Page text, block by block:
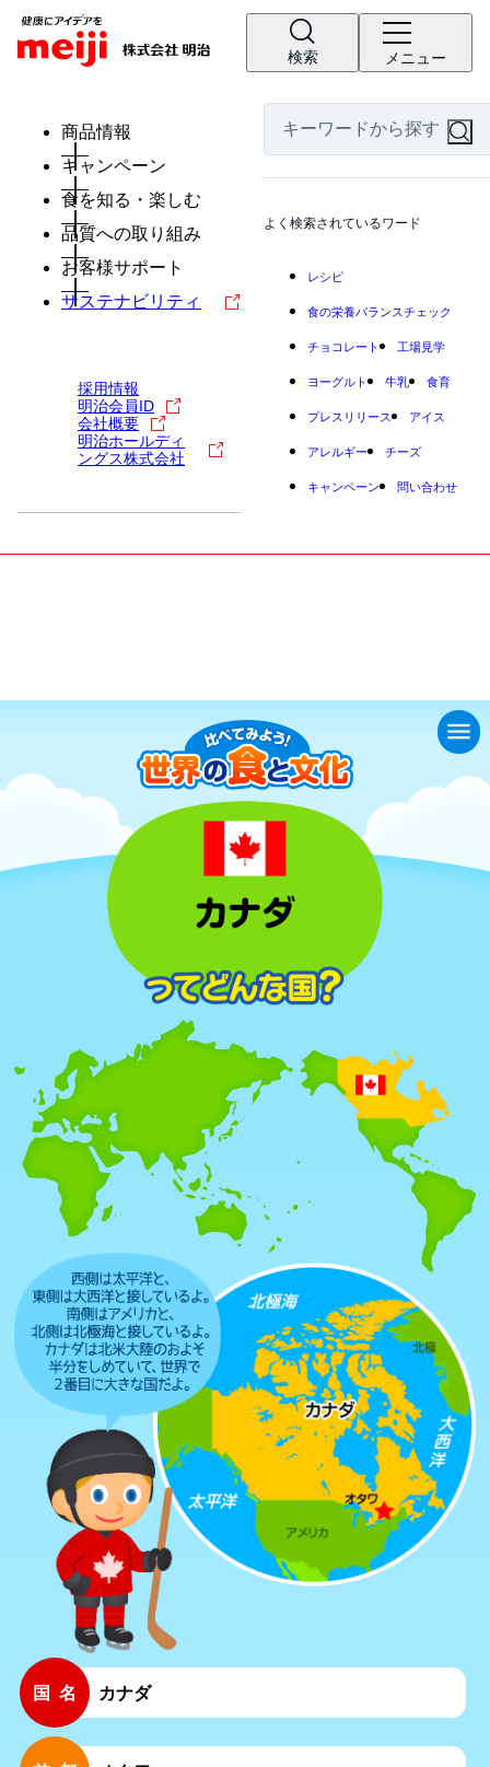
検索 メニュー
商品情報
キャンペーン
食を知る・楽しむ
品質への取り組み
お客様サポート
サステナビリティ
採用情報
明治会員ID
会社概要
明治ホールディ
ングス株式会社
よく検索されているワード
レシピ
食の栄養バランスチェック
チョコレート 工場見学
ヨーグルト 牛乳 食育
プレスリリース アイス
アレルギー チーズ
キャンペーン 問い合わせ
国名 カナダ
menu